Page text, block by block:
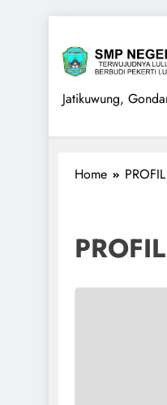
content
SMPN 2
Jatikuwung,
Home